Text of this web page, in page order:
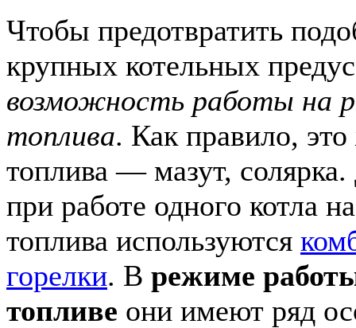
Чтобы предотвратить
крупных котельных
возможность работы на
топлива. Как правило,
топлива — мазут,
при работе одного котла
топлива используются
горелки. В режиме
топливе они имеют ряд